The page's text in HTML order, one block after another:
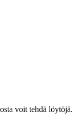
voit tehdä löytöjä.